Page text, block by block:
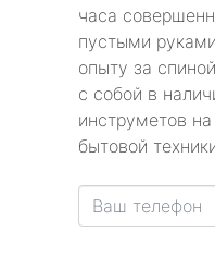
часа
пустыми
опыту за
с собой в
инструметов
бытовой